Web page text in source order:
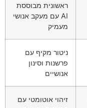
ראשונית מבוססת
AI עם מעקב אנושי
מעמיק
ניטור מקיף עם
פרשנות וסינון
אנושיים
זיהוי אוטומטי עם